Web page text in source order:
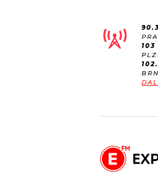
HUDBA
KALENDÁŘ
JAK
103